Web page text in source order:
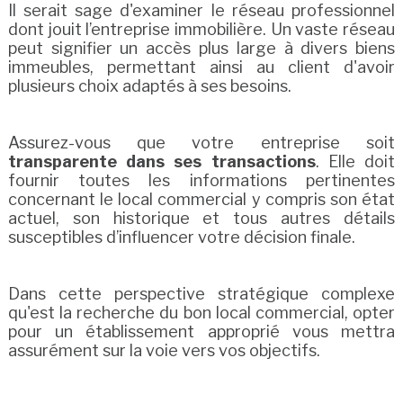
Il serait sage d'examiner le réseau professionnel
dont jouit l’entreprise immobilière. Un vaste réseau
peut signifier un accès plus large à divers biens
immeubles, permettant ainsi au client d'avoir
plusieurs choix adaptés à ses besoins.
Assurez-vous que votre entreprise soit
transparente dans ses transactions. Elle doit
fournir toutes les informations pertinentes
concernant le local commercial y compris son état
actuel, son historique et tous autres détails
susceptibles d’influencer votre décision finale.
Dans cette perspective stratégique complexe
qu'est la recherche du bon local commercial, opter
pour un établissement approprié vous mettra
assurément sur la voie vers vos objectifs.